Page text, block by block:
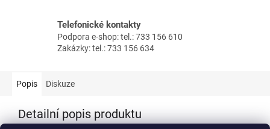
Telefonické kontakty
Podpora e-shop: tel.: 733 156 610
Zakázky: tel.: 733 156 634
Popis Diskuze
Detailní popis produktu